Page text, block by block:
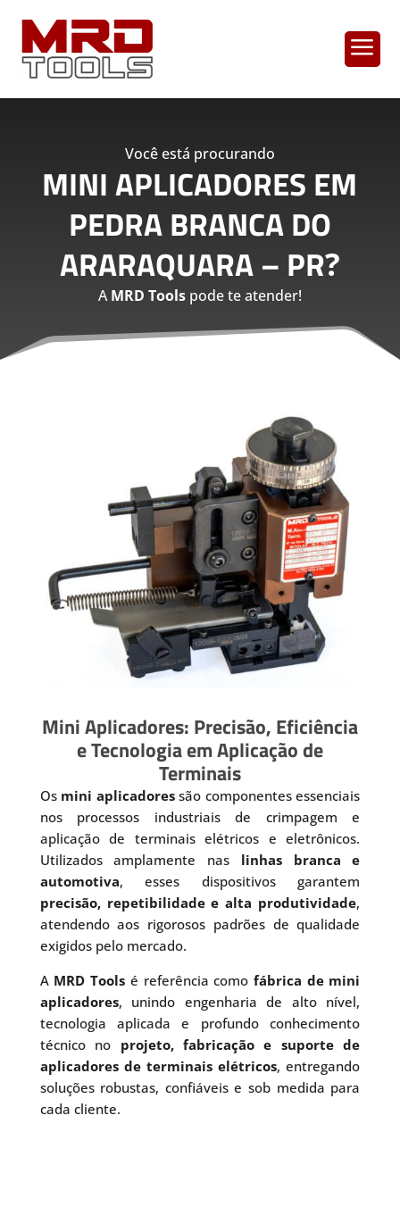
a
Você está procurando
MINI APLICADORES EM
PEDRA BRANCA DO
ARARAQUARA – PR?
AMRD Toolspode te atender!
Mini Aplicadores: Precisão, Eficiência
e Tecnologia em Aplicação de
Terminais
Os mini aplicadoressão componentes essenciais
nos processos industriais de crimpagem e
aplicação de terminais elétricos e eletrônicos.
Utilizados amplamente nas linhas branca e
automotiva, esses dispositivos garantem
precisão, repetibilidade e alta produtividade,
atendendo aos rigorosos padrões de qualidade
exigidos pelo mercado.
A MRD Tools é referência como fábrica de mini
aplicadores, unindo engenharia de alto nível,
tecnologia aplicada e profundo conhecimento
técnico no projeto, fabricação e suporte de
aplicadores de terminais elétricos, entregando
soluções robustas, confiáveis e sob medida para
cada cliente.